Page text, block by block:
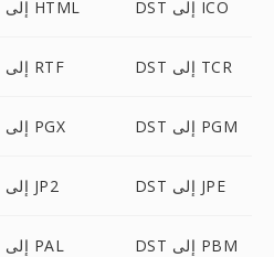
DST إلى HTML DST إلى ICO
DST إلى RTF DST إلى TCR
DST إلى PGX DST إلى PGM
DST إلى JP2 DST إلى JPE
DST إلى PAL DST إلى PBM